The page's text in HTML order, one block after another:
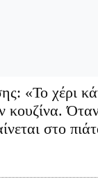
«Το χέρι
κουζίνα. Όταν
στο